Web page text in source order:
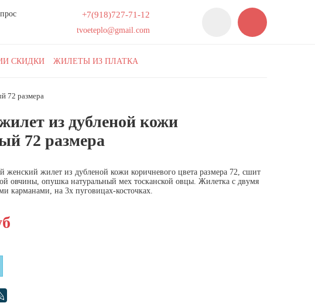
+7(918)727-71-12
tvoeteplo@gmail.com
СКИДКИ ЖИЛЕТЫ ИЗ ПЛАТКА
72 размера
товар отсутствует
из дубленой кожи
72 размера
женский жилет из дубленой кожи коричневого цвета размера 72, сшит
овчины, опушка натуральный мех тосканской овцы. Жилетка с двумя
карманами, на 3х пуговицах-косточках.